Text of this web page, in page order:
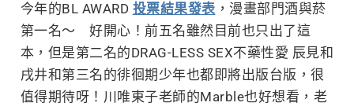
今年的BL AWARD 投票結果發表 ，漫畫部門酒與菸
第一名～ 好開心！前五名雖然目前也只 出了這
本，但是第二名的DRAG-LESS SEX不藥性愛 辰見和
戌井和第三名的徘徊期少年也都即將出版台版，很
值得期待呀！川唯東子老師的Marble也好想看，老